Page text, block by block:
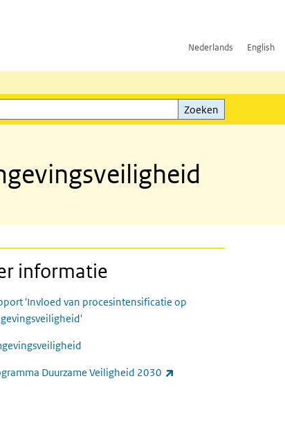
Nederlands English
Zoeken
informatie
'Invloed van procesintensificatie op
Duurzame Veiligheid 2030